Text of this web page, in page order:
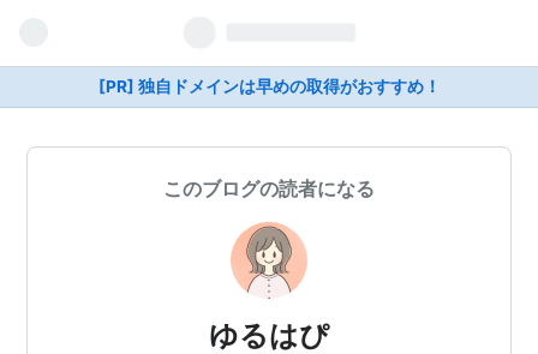
[PR] 独自ドメインは早めの取得がおすすめ！
このブログの読者になる
ゆるはぴ